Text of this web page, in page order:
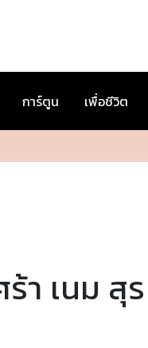
การ์ตูน เพื่อชีวิต
า เนม สุร